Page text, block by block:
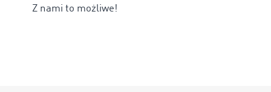
Z nami to możliwe!